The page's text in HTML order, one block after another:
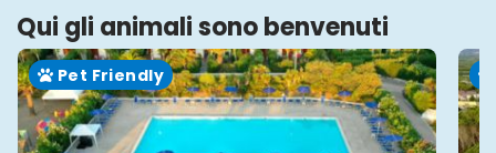
Qui gli animali sono benvenuti
Pet Friendly